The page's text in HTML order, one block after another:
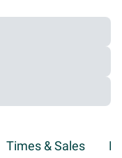
Times & Sales